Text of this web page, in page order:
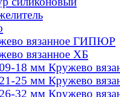
вязанное ГИПЮР
вязанное ХБ
18 мм Кружево
21-25 мм Кружево
26-32 мм Кружево